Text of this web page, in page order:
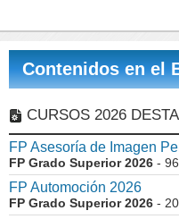
Contenidos en el
CURSOS 2026
FP Asesoría de Imagen
FP Grado Superior 2026 -
FP Automoción 2026
FP Grado Superior 2026 -